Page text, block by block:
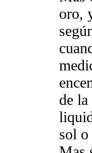
oro,
de
sol